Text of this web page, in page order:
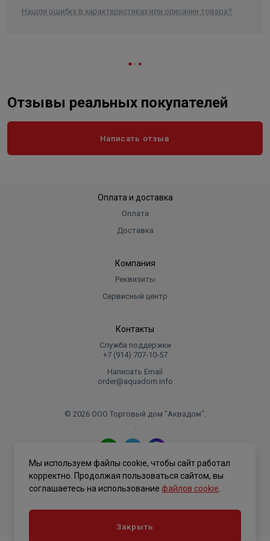
Нашли ошибку в характеристиках или описании товара?
Отзывы реальных покупателей
Написать отзыв
Оплата и доставка
Оплата
Доставка
Компания
Реквизиты
Сервисный центр
Контакты
Служба поддержки
+7 (914) 707‑10‑57
Написать Email
order@aquadom.info
© 2026 ООО Торговый дом "Аквадом".
.
Политика конфиденциальности
Мы используем файлы cookie, чтобы сайт работал
корректно. Продолжая пользоваться сайтом, вы
соглашаетесь на использование файлов cookie
Закрыть